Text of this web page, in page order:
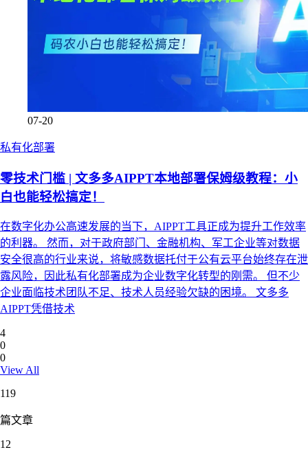
07-20
私有化部署
零技术门槛 | 文多多AIPPT本地部署保姆级教程：小
白也能轻松搞定！
在数字化办公高速发展的当下，AIPPT工具正成为提升工作效率
的利器。 然而，对于政府部门、金融机构、军工企业等对数据
安全很高的行业来说，将敏感数据托付于公有云平台始终存在泄
露风险，因此私有化部署成为企业数字化转型的刚需。 但不少
企业面临技术团队不足、技术人员经验欠缺的困境。 文多多
AIPPT凭借技术
4
0
0
View All
119
篇文章
12